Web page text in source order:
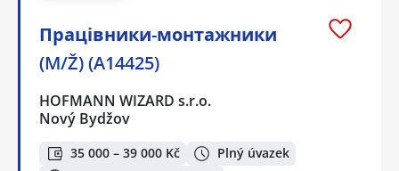
Працівники-монтажники
(M/Ž) (A14425)
HOFMANN WIZARD s.r.o.
Nový Bydžov
35 000 – 39 000 Kč
Plný úvazek